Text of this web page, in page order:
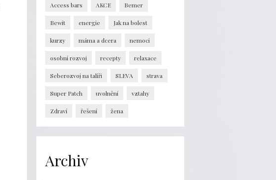
Access bars AKCE Bemer
Bewit energie Jak na bolest
kurzy máma a dcera nemoci
osobní rozvoj recepty relaxace
Seberozvoj na talíři SLEVA strava
Super Patch uvolnění vztahy
Zdraví řešení žena
Archiv